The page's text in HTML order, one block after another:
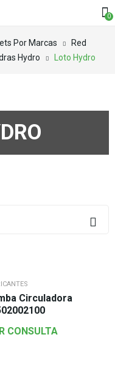
0
Por Marcas
Red
Hydro Loto Hydro
Circuladora
CONSULTA